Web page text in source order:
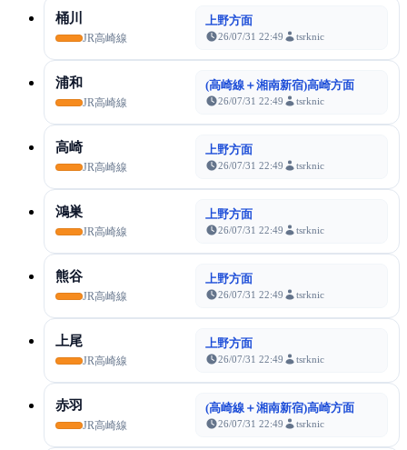
桶川
JR高崎線
上野方面
26/07/31 22:49 tsrknic
浦和
JR高崎線
(高崎線＋湘南新宿)高崎方面
26/07/31 22:49 tsrknic
高崎
JR高崎線
上野方面
26/07/31 22:49 tsrknic
鴻巣
JR高崎線
上野方面
26/07/31 22:49 tsrknic
熊谷
JR高崎線
上野方面
26/07/31 22:49 tsrknic
上尾
JR高崎線
上野方面
26/07/31 22:49 tsrknic
赤羽
JR高崎線
(高崎線＋湘南新宿)高崎方面
26/07/31 22:49 tsrknic